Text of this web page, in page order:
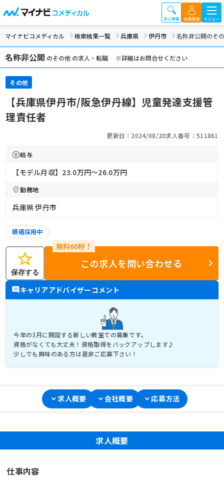
マイナビコメディカル 検索結果一覧 兵庫県 伊丹市 名称非公開のそ
名称非公開 のその他 の求人・転職 ※詳細はお問合せください
その他
【兵庫県伊丹市/阪急伊丹線】児童発達支援管
理責任者
更新日：2024/08/20求人番号：511861
給与
【モデル月収】23.0万円〜26.0万円
勤務地
兵庫県 伊丹市
積極採用中
star
保存する
この求人を問い合わせる
キャリアアドバイザーコメント
今年の3月に開設する新しい教室での募集です。
資格がなくても大丈夫！資格取得をバックアップします♪
少しでも興味のある方は是非ご応募下さい！
求人概要 会社概要 応募方法
求人概要
仕事内容